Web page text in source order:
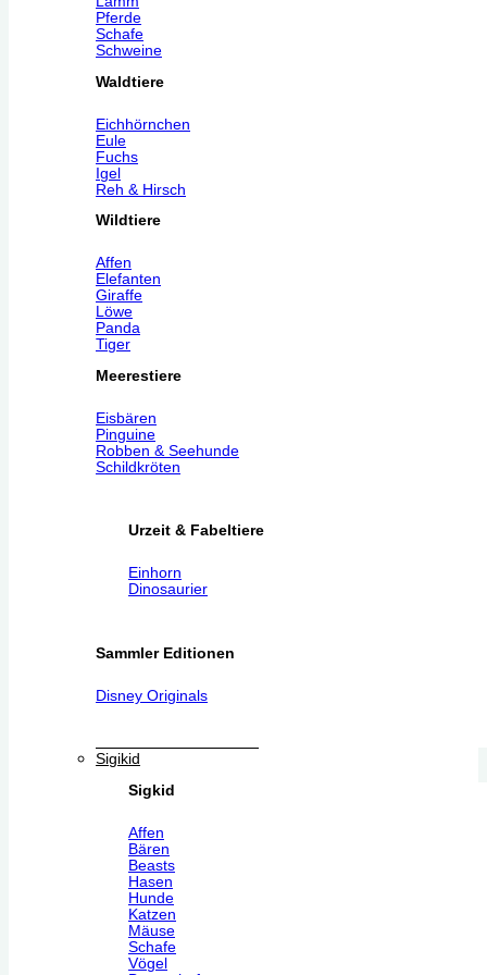
Pferde
Schafe
Schweine
Waldtiere
Eichhörnchen
Eule
Fuchs
Igel
Reh & Hirsch
Wildtiere
Affen
Elefanten
Giraffe
Löwe
Panda
Tiger
Meerestiere
Eisbären
Pinguine
Robben & Seehunde
Schildkröten
Urzeit & Fabeltiere
Einhorn
Dinosaurier
Sammler Editionen
Disney Originals
Sigikid
Sigkid
Affen
Bären
Beasts
Hasen
Hunde
Katzen
Mäuse
Schafe
Vögel